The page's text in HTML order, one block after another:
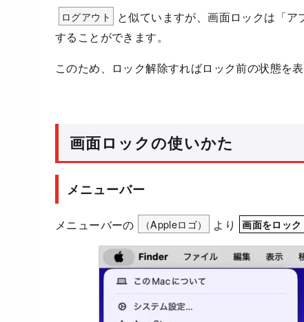
ログアウト
と似ていますが、画面ロックは「
することができます。
このため、ロック解除すればロック前の状態を
画面ロックの使いかた
メニューバー
メニューバーの （Appleロゴ） より 画面をロック